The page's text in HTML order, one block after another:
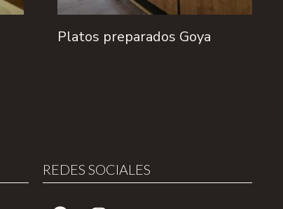
Platos preparados Goya
REDES SOCIALES